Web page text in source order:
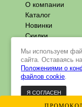
О компании
Каталог
Новинки
Скидки
и доставка
Контакты
© 2022 - 2023
Интернет-магазин
Мы используем
сайта. Оставаясь
Положениями о
файлов cookie
Я СОГЛАСЕН